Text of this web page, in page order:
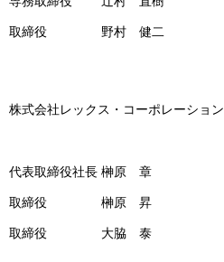
取締役 野村 健二
株式会社レックス・コーポレーション
代表取締役社長 榊原 章
取締役 榊原 昇
取締役 大脇 泰